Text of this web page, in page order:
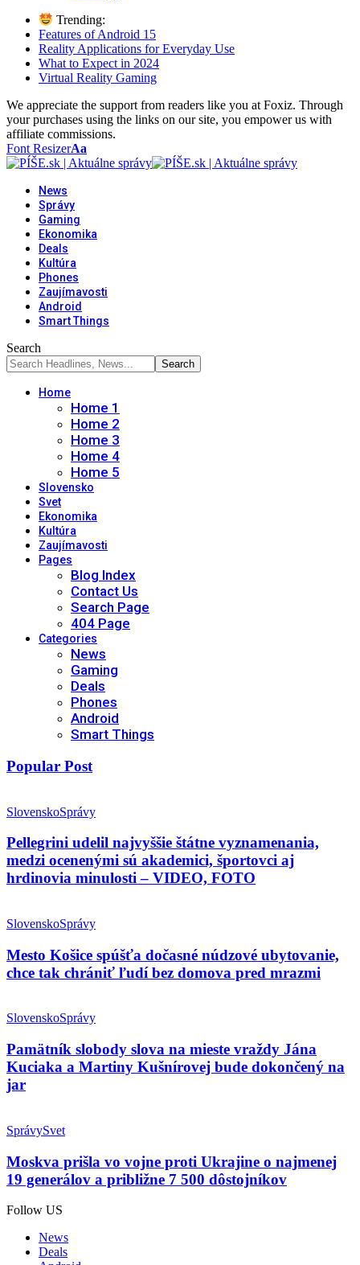
Trending:
Features of Android 15
Reality Applications for Everyday Use
What to Expect in 2024
Virtual Reality Gaming
We appreciate the support from readers like you at Foxiz. Through
your purchases using the links on our site, you empower us with
affiliate commissions.
Font ResizerAa
News
Správy
Gaming
Ekonomika
Deals
Kultúra
Phones
Zaujímavosti
Android
Smart Things
Search
Home
Home 1
Home 2
Home 3
Home 4
Home 5
Slovensko
Svet
Ekonomika
Kultúra
Zaujímavosti
Pages
Blog Index
Contact Us
Search Page
404 Page
Categories
News
Gaming
Deals
Phones
Android
Smart Things
Popular Post
SlovenskoSprávy
Pellegrini udelil najvyššie štátne vyznamenania,
medzi ocenenými sú akademici, športovci aj
hrdinovia minulosti – VIDEO, FOTO
SlovenskoSprávy
Mesto Košice spúšťa dočasné núdzové ubytovanie,
chce tak chrániť ľudí bez domova pred mrazmi
SlovenskoSprávy
Pamätník slobody slova na mieste vraždy Jána
Kuciaka a Martiny Kušnírovej bude dokončený na
jar
SprávySvet
Moskva prišla vo vojne proti Ukrajine o najmenej
19 generálov a približne 7 500 dôstojníkov
Follow US
News
Deals